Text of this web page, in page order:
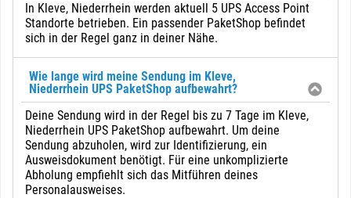
In Kleve, Niederrhein werden aktuell 5 UPS Access Point
Standorte betrieben. Ein passender PaketShop befindet
sich in der Regel ganz in deiner Nähe.
Wie lange wird meine Sendung im Kleve,
Niederrhein UPS PaketShop aufbewahrt?
Deine Sendung wird in der Regel bis zu 7 Tage im Kleve,
Niederrhein UPS PaketShop aufbewahrt. Um deine
Sendung abzuholen, wird zur Identifizierung, ein
Ausweisdokument benötigt. Für eine unkomplizierte
Abholung empfiehlt sich das Mitführen deines
Personalausweises.